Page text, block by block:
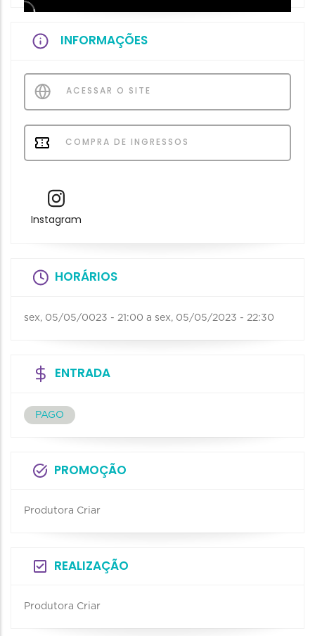
INFORMAÇÕES
ACESSAR O SITE
COMPRA DE INGRESSOS
Instagram
HORÁRIOS
sex, 05/05/0023 - 21:00 a sex, 05/05/2023 - 22:30
ENTRADA
PAGO
PROMOÇÃO
Produtora Criar
REALIZAÇÃO
Produtora Criar